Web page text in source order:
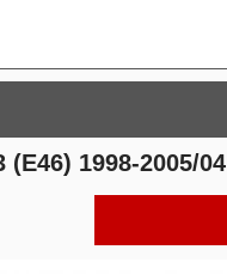
1998-2005/04